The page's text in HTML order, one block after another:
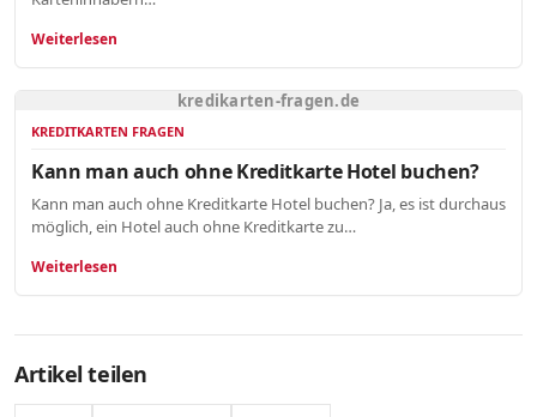
Weiterlesen
kredikarten-fragen.de
KREDITKARTEN FRAGEN
Kann man auch ohne Kreditkarte Hotel buchen?
Kann man auch ohne Kreditkarte Hotel buchen? Ja, es ist durchaus
möglich, ein Hotel auch ohne Kreditkarte zu…
Weiterlesen
Artikel teilen